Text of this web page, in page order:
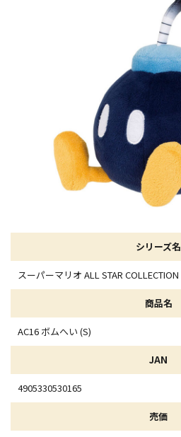
シリーズ名
スーパーマリオ ALL STAR COLLECTION
商品名
AC16 ボムへい (S)
JAN
4905330530165
売価